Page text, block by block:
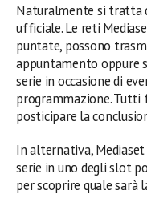
Naturalmente si tratta
ufficiale. Le reti
puntate, possono
appuntamento oppure
serie in occasione di
programmazione.
posticipare la
In alternativa,
serie in uno degli slot
per scoprire quale sarà